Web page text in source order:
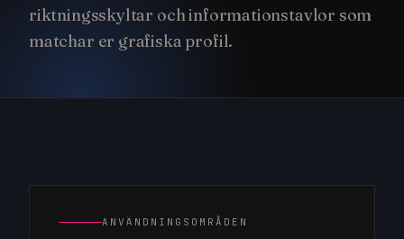
riktningsskyltar och informationstavlor som
matchar er grafiska profil.
ANVÄNDNINGSOMRÅDEN